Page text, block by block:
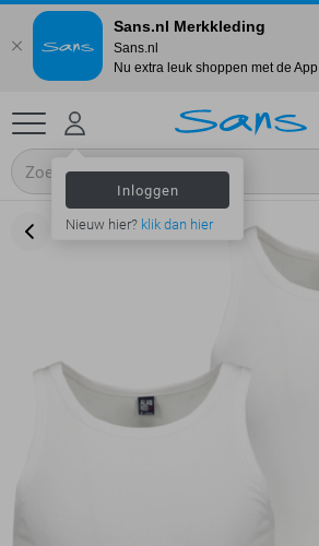
Inloggen
Nieuw hier? klik dan hier
Sans.nl Merkkleding
Sans.nl
Nu extra leuk shoppen met de App.